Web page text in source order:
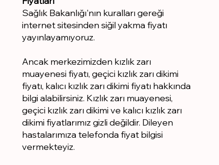
Sağlık Bakanlığı'nın kuralları gereği
internet sitesinden siğil yakma fiyatı
yayınlayamıyoruz.
Ancak merkezimizden kızlık zarı
muayenesi fiyatı, geçici kızlık zarı dikimi
fiyatı, kalıcı kızlık zarı dikimi fiyatı hakkında
bilgi alabilirsiniz. Kızlık zarı muayenesi,
geçici kızlık zarı dikimi ve kalıcı kızlık zarı
dikimi fiyatlarımız gizli değildir. Dileyen
hastalarımıza telefonda fiyat bilgisi
vermekteyiz.